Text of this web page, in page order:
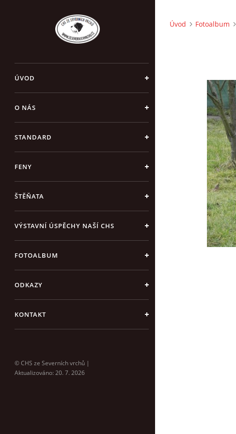
ÚVOD
O NÁS
STANDARD
FENY
ŠTĚŇATA
VÝSTAVNÍ ÚSPĚCHY NAŠÍ CHS
FOTOALBUM
ODKAZY
KONTAKT
© CHS ze Severních vrchů |
Aktualizováno: 20. 7. 2026
Úvod Fotoalbum